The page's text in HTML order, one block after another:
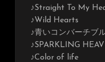
♪Straight To My
♪Wild Hearts
♪青いコンバーチブ
♪SPARKLING
♪Color of life